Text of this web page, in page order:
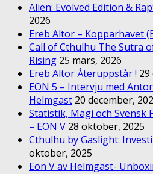
Alien: Evolved Edition &
2026
Ereb Altor – Kopparhavet
Call of Cthulhu The Sutra
Rising 25 mars, 2026
Ereb Altor Återuppstår ! 29
EON 5 – Intervju med
Helmgast 20 december,
Statistik, Magi och Svensk
– EON V 28 oktober, 2025
Cthulhu by Gaslight:
oktober, 2025
Eon V av Helmgast-